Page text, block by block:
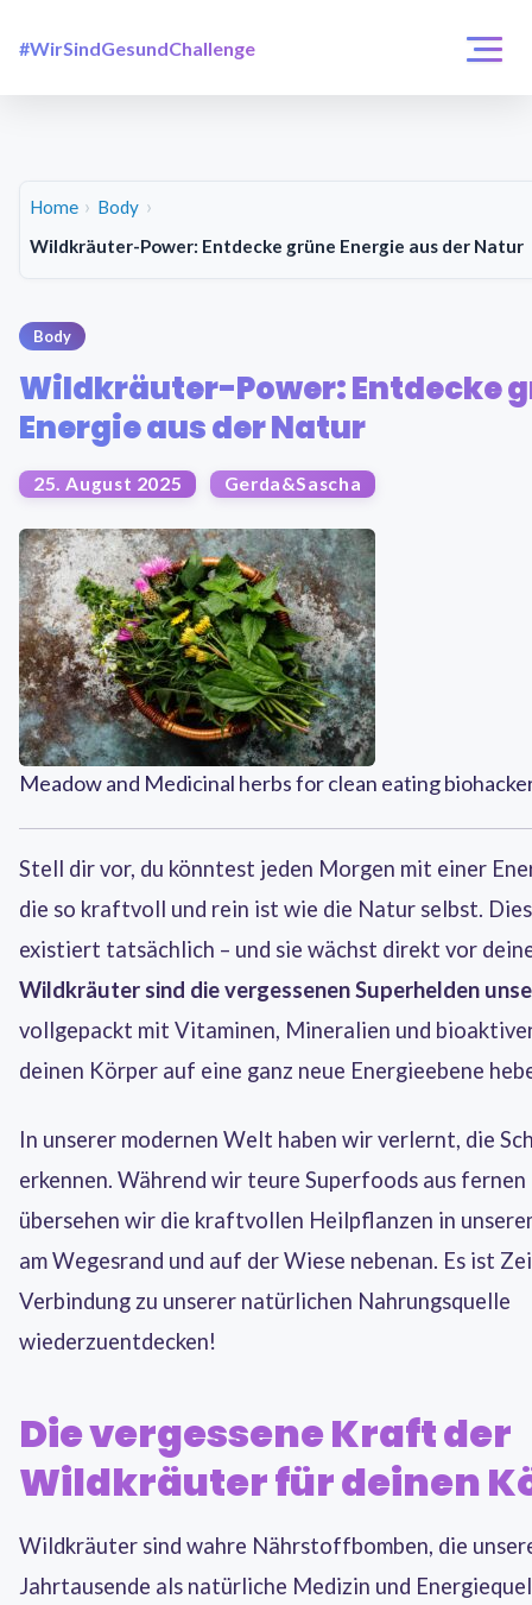
#WirSindGesundChallenge
Login / Registrierung
Über uns
Home
Body
Wildkräuter-Power: Entdecke grüne Energie aus der Natur
Body
Wildkräuter-Power: Entdecke
Energie aus der Natur
25. August 2025 Gerda&Sascha
Meadow and Medicinal herbs for clean eating
Stell dir vor, du könntest jeden Morgen mit einer
die so kraftvoll und rein ist wie die Natur selbst.
existiert tatsächlich – und sie wächst direkt vor
Wildkräuter sind die vergessenen Superhelden
vollgepackt mit Vitaminen, Mineralien und
deinen Körper auf eine ganz neue Energieebene
In unserer modernen Welt haben wir verlernt, die
erkennen. Während wir teure Superfoods aus
übersehen wir die kraftvollen Heilpflanzen in
am Wegesrand und auf der Wiese nebenan. Es ist
Verbindung zu unserer natürlichen Nahrungsquelle
wiederzuentdecken!
Die vergessene Kraft der
Wildkräuter für deinen
Wildkräuter sind wahre Nährstoffbomben, die
Jahrtausende als natürliche Medizin und